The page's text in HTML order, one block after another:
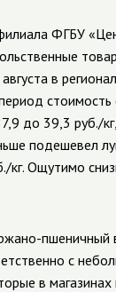
ФГБУ
в
до 39,3 руб./
подешевел
Ощутимо
с
в